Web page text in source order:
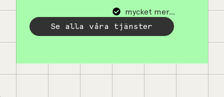
mycket mer...
Se alla våra tjänster